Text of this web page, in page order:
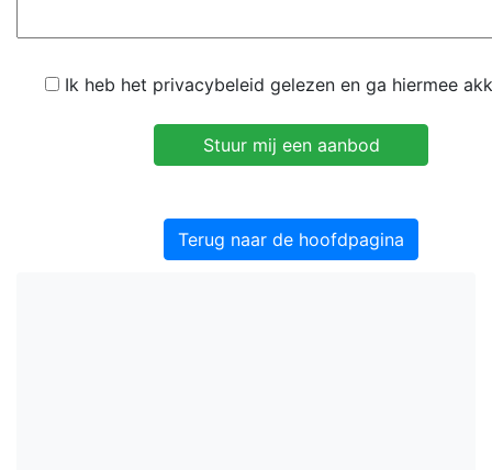
Ik heb het privacybeleid gelezen en ga hiermee
Terug naar de hoofdpagina